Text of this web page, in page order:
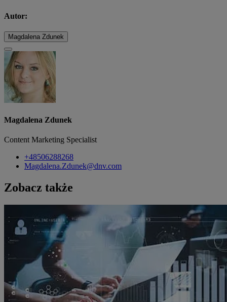
Autor:
Magdalena Zdunek
Magdalena Zdunek
Content Marketing Specialist
+48506288268
Magdalena.Zdunek@dnv.com
Zobacz także